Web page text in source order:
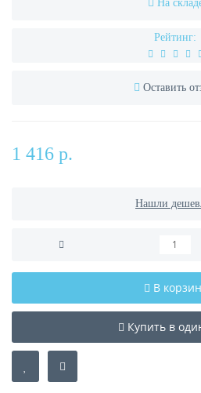
На
Рейтинг:
Оставить
1 416 р.
Нашли
В
Купить в